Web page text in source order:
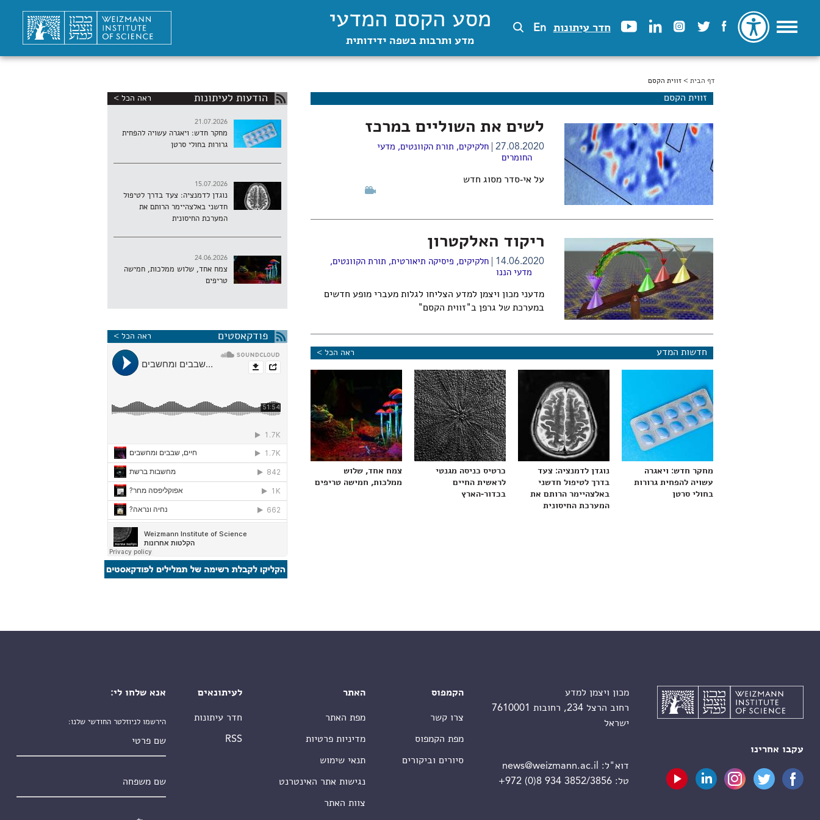
חדר עיתונות En מסע הקסם המדעי
מדע ותרבות בשפה ידידותית
הינך נמצא כאן
דף הבית > זווית הקסם
זווית הקסם
לשים את השוליים במרכז
27.08.2020 חלקיקים, תורת הקוונטים, מדעי
החומרים
על אי-סדר מסוג חדש
ריקוד האלקטרון
14.06.2020 חלקיקים, פיסיקה תיאורטית, תורת הקוונטים,
מדעי הננו
מדעני מכון ויצמן למדע הצליחו לגלות מעברי מופע חדשים
במערכת של גרפן ב"זווית הקסם"
חדשות המדע ראה הכל >
מחקר חדש: ויאגרה
עשויה להפחית גרורות
בחולי סרטן
נוגדן לדמנציה: צעד
בדרך לטיפול חדשני
באלצהיימר הרותם את
המערכת החיסונית
כרטיס כניסה מגנטי
לראשית החיים
בכדור-הארץ
צמח אחד, שלוש
ממלכות, חמישה טריפים
הודעות לעיתונות ראה הכל >
21.07.2026
מחקר חדש: ויאגרה עשויה להפחית
גרורות בחולי סרטן
15.07.2026
נוגדן לדמנציה: צעד בדרך לטיפול
חדשני באלצהיימר הרותם את
המערכת החיסונית
24.06.2026
צמח אחד, שלוש ממלכות, חמישה
טריפים
פודקאסטים ראה הכל >
עקבו אחרינו
מכון ויצמן למדע
רחוב הרצל 234, רחובות 7610001
ישראל
דוא"ל:
news@weizmann.ac.il
טל:+972 (0)8 934 3852/3856
הקמפוס
צרו קשר
מפת הקמפוס
סיורים וביקורים
האתר
מפת האתר
מדיניות פרטיות
תנאי שימוש
נגישות אתר האינטרנט
צוות האתר
לעיתונאים
חדר עיתונות
RSS
אנא שלחו לי:
הירשמו לניוזלטר החודשי שלנו: